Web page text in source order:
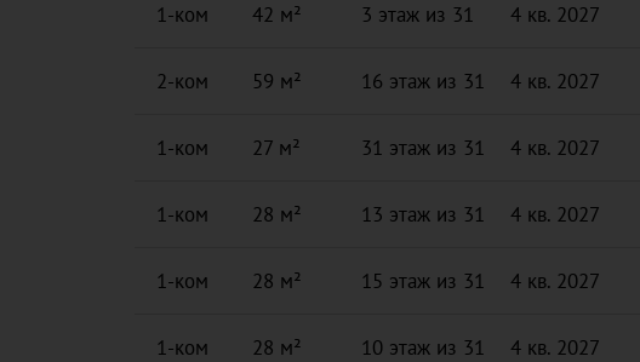
1-ком 42 м² 3 этаж из 31 4 кв. 2027
2-ком 59 м² 16 этаж из 31 4 кв. 2027
1-ком 27 м² 31 этаж из 31 4 кв. 2027
1-ком 28 м² 13 этаж из 31 4 кв. 2027
1-ком 28 м² 15 этаж из 31 4 кв. 2027
1-ком 28 м² 10 этаж из 31 4 кв. 2027